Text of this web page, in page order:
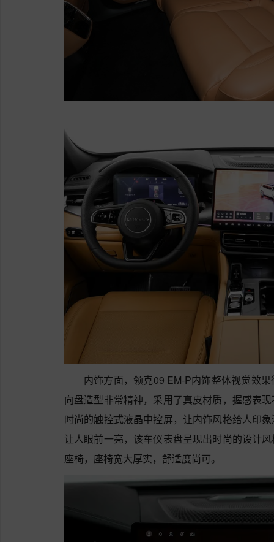
内饰方面，领克09 EM-P内饰整体视觉效
向盘造型非常精神，采用了真皮材质，握感表
时尚的触控式液晶中控屏，让内饰风格给人印
让人眼前一亮，该车仪表盘呈现出时尚的设计
座椅，座椅宽大厚实，舒适度尚可。